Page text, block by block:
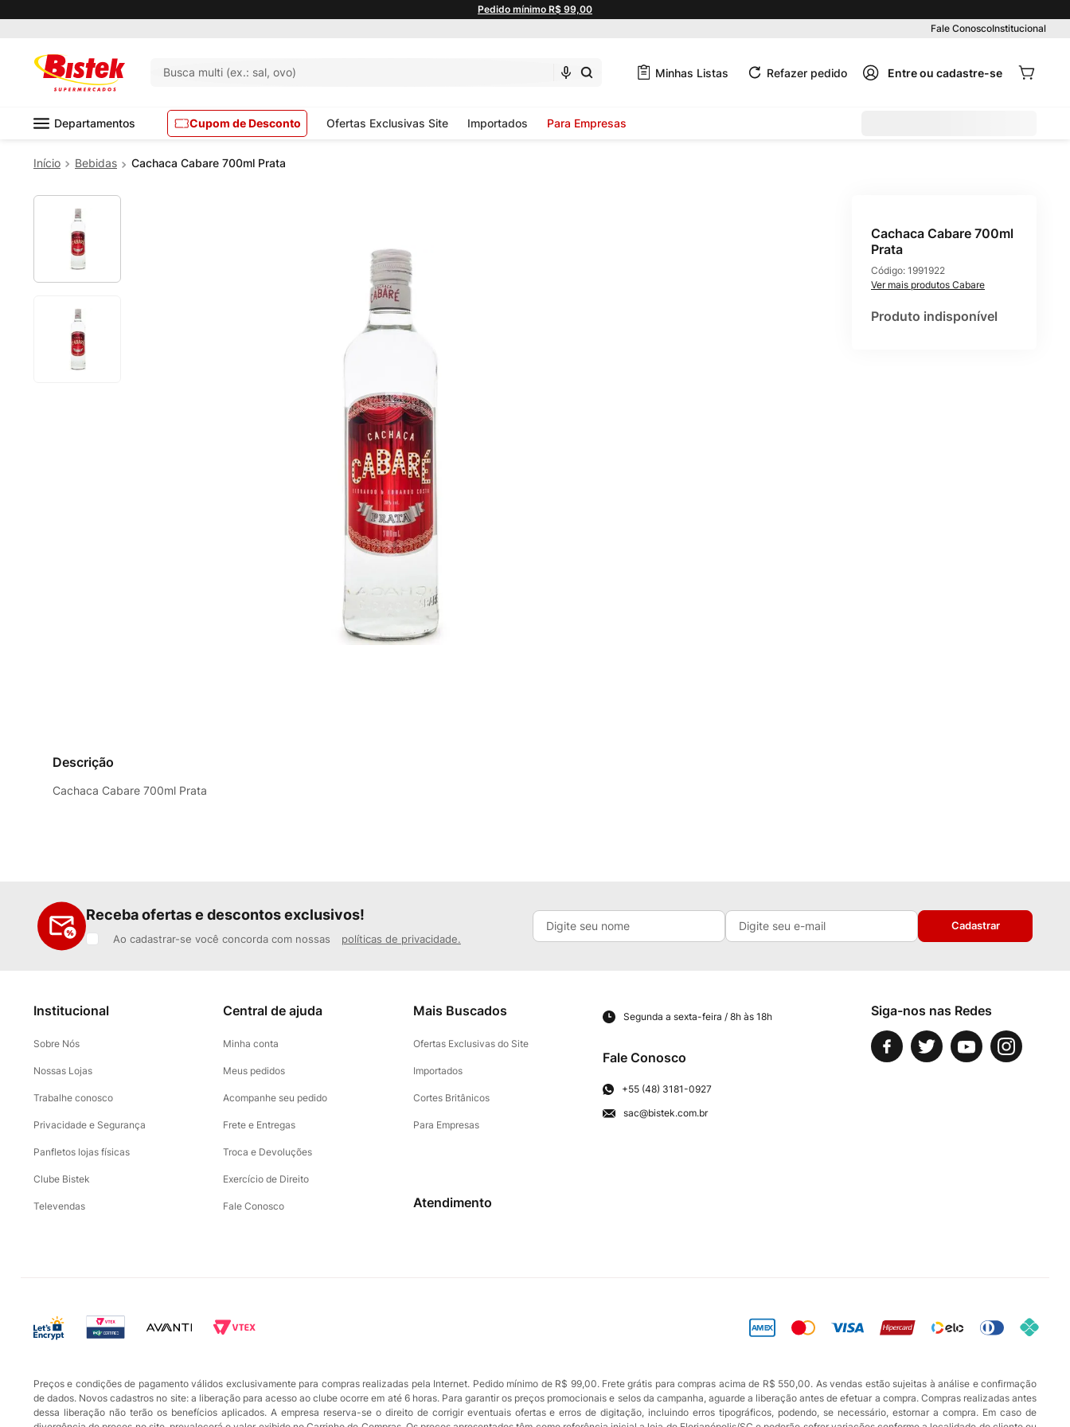
Pedido mínimo R$ 99,00
Fale ConoscoInstitucional
Busca multi (ex.: sal, ovo) Minhas Listas Refazer pedido
Departamentos Cupom de Desconto Ofertas Exclusivas Site Importados Para Empresas
Bebidas Cachaca Cabare 700ml Prata
Cachaca Cabare 700ml
Prata
Código: 1991922
Cabare
Produto indisponível
Descrição
Cachaca Cabare 700ml Prata
Receba ofertas e descontos exclusivos!
Ao cadastrar-se você concorda com nossas políticas de privacidade.
Cadastrar
Institucional
Sobre Nós
Nossas Lojas
Trabalhe conosco
Privacidade e Segurança
Panfletos lojas físicas
Clube Bistek
Televendas
Central de ajuda
Minha conta
Meus pedidos
Acompanhe seu pedido
Frete e Entregas
Troca e Devoluções
Exercício de Direito
Fale Conosco
Mais Buscados
Ofertas Exclusivas do Site
Importados
Cortes Britânicos
Para Empresas
Atendimento
Segunda a sexta-feira / 8h às 18h
Fale Conosco
+55 (48) 3181-0927
sac@bistek.com.br
Siga-nos nas Redes
Preços e condições de pagamento válidos exclusivamente para compras realizadas pela Internet. Pedido mínimo de R$ 99,00. Frete grátis para compras acima de R$ 550,00. As vendas estão sujeitas à análise e confirmação
de dados. Novos cadastros no site: a liberação para acesso ao clube ocorre em até 6 horas. Para garantir os preços promocionais e selos da campanha, aguarde a liberação antes de efetuar a compra. Compras realizadas antes
dessa liberação não terão os benefícios aplicados. A empresa reserva-se o direito de corrigir eventuais ofertas e erros de digitação, incluindo erros tipográficos, podendo, se necessário, estornar a compra. Em caso de